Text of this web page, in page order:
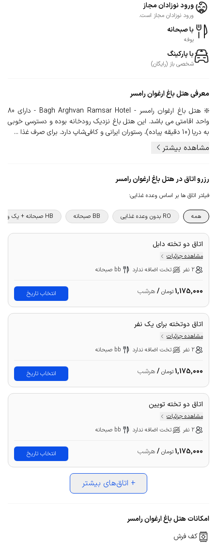
ورود نوزادان مجاز
ورود نوزادان مجاز است.
با صبحانه
بوفه
با پارکینگ
شخصی باز (رایگان)
معرفیهتل باغ ارغوان رامسر
❇️ هتل باغ ارغوان رامسر - Bagh Arghvan Ramsar Hotel - دارای 80
واحد اقامتی می باشد. این هتل باغ نزدیک رودخانه بوده و دسترسی خوبی
به دریا (10 دقیقه پیاده)، رستوران ایرانی و کافی‌شاپ دارد. برای صرف غذا ...
مشاهده بیشتر
رزرو اتاق در هتل باغ ارغوان رامسر
فیلتر اتاق ها بر اساس وعده غذایی:
همه RO بدون وعده غذایی BB صبحانه HB صبحانه + یک وعده غذا
اتاق دو تخته دابل
مشاهده جزئیات
2 نفر
تخت اضافه ندارد bb صبحانه
1,175,000تومان /هرشب انتخاب تاریخ
اتاق دوتخته برای یک نفر
مشاهده جزئیات
2 نفر
تخت اضافه ندارد bb صبحانه
1,175,000تومان /هرشب انتخاب تاریخ
اتاق دو تخته تویین
مشاهده جزئیات
2 نفر
تخت اضافه ندارد bb صبحانه
1,175,000تومان /هرشب انتخاب تاریخ
+ اتاق‌های بیشتر
امکانات هتل باغ ارغوان رامسر
کف فرش